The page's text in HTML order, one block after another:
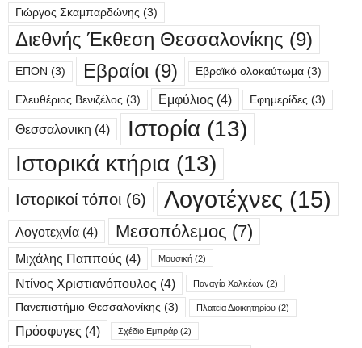
Γιώργος Σκαμπαρδώνης (3)
Διεθνής Έκθεση Θεσσαλονίκης (9)
ΕΠΟΝ (3) Εβραίοι (9) Εβραϊκό ολοκαύτωμα (3)
Ελευθέριος Βενιζέλος (3) Εμφύλιος (4) Εφημερίδες (3)
Θεσσαλονικη (4) Ιστορία (13)
Ιστορικά κτήρια (13)
Ιστορικοί τόποι (6) Λογοτέχνες (15)
Λογοτεχνία (4) Μεσοπόλεμος (7)
Μιχάλης Παππούς (4) Μουσική (2)
Ντίνος Χριστιανόπουλος (4) Παναγία Χαλκέων (2)
Πανεπιστήμιο Θεσσαλονίκης (3) Πλατεία Διοικητηρίου (2)
Πρόσφυγες (4) Σχέδιο Εμπράρ (2)